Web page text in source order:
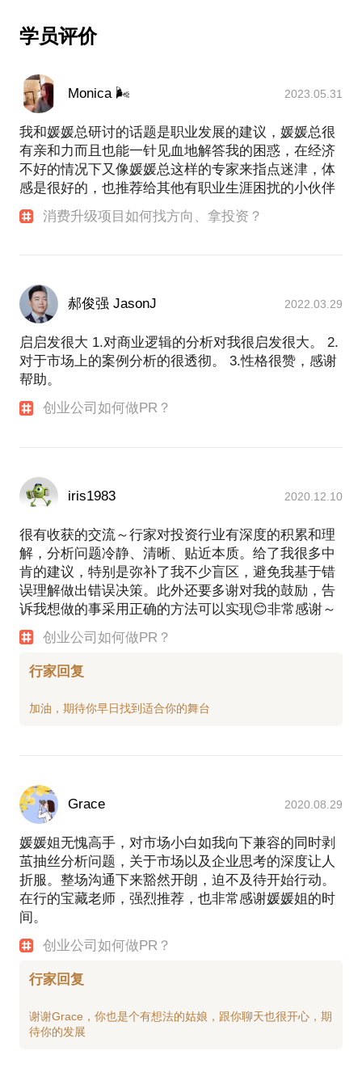
在做了5年冷静的观察者之后，14年初加入联想之
注做投后管理和打造联想之星机构品牌，深度参与和
主导了一批投资项目的市场及PR工作，如乐逗游戏上
市、知果果、Face++ 、有壹手、作业盒子等等；同
时，联想之星的投资知名度也在14-15年快速提升，目
前在国内早期投资领域排名前列。15年开始，正式涉
足一线投资，主要关注新生活方式、女性消费和泛娱
乐领域的项目，也出手了几个案子。
整体而言，我应该算是投资行业的老人+投资的新
手，经历过创业公司，也塑造过行业品牌。我目前在
社交的人，更关注小范围间的深度交流，希望在在行
的平台上能够遇到有意思的人，帮助成就有价值的事
学员评价
Monica 🌬 2023.05.31
我和媛媛总研讨的话题是职业发展的建议，媛媛总很
有亲和力而且也能一针见血地解答我的困惑，在经济
不好的情况下又像媛媛总这样的专家来指点迷津，体
感是很好的，也推荐给其他有职业生涯困扰的小伙伴
消费升级项目如何找方向、拿投资？
郝俊强 JasonJ 2022.03.29
启启发很大 1.对商业逻辑的分析对我很启发很大。 2.
对于市场上的案例分析的很透彻。 3.性格很赞，感谢
帮助。
创业公司如何做PR？
iris1983 2020.12.10
很有收获的交流～行家对投资行业有深度的积累和理
解，分析问题冷静、清晰、贴近本质。给了我很多中
肯的建议，特别是弥补了我不少盲区，避免我基于错
误理解做出错误决策。此外还要多谢对我的鼓励，告
诉我想做的事采用正确的方法可以实现😊非常感谢～
创业公司如何做PR？
行家回复
Grace 2020.08.29
媛媛姐无愧高手，对市场小白如我向下兼容的同时剥
茧抽丝分析问题，关于市场以及企业思考的深度让人
折服。整场沟通下来豁然开朗，迫不及待开始行动。
在行的宝藏老师，强烈推荐，也非常感谢媛媛姐的时
间。
创业公司如何做PR？
行家回复
谢谢Grace，你也是个有想法的姑娘，跟你聊天也很开心，期